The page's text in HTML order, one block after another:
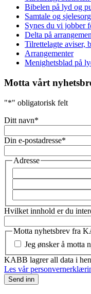
Bibelen på lyd og
Samtale og sjelesorg
Synes du vi jobber
Delta på
Tilrettelagte aviser,
Arrangementer
Menighetsblad på
Motta vårt
"*" obligatorisk felt
Ditt navn*
Din e-postadresse*
Adresse
Hvilket innhold er du
Motta nyhetsbrev fra
Jeg ønsker å motta
KABB lagrer all data i
Les vår